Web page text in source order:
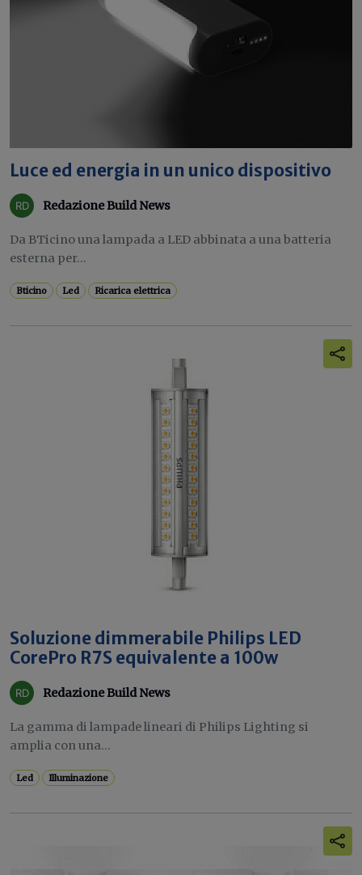
Luce ed energia in un unico dispositivo
Redazione Build News
Da BTicino una lampada a LED abbinata a una batteria
esterna per...
Bticino Led Ricarica elettrica
Soluzione dimmerabile Philips LED
CorePro R7S equivalente a 100w
Redazione Build News
La gamma di lampade lineari di Philips Lighting si
amplia con una...
Led Illuminazione